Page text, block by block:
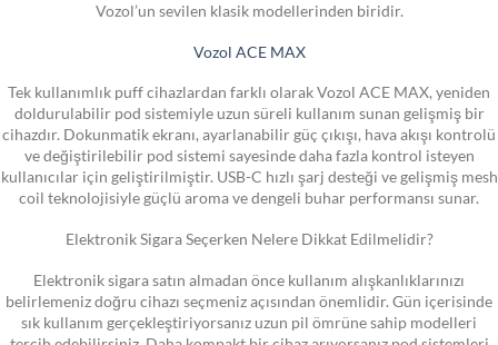
Vozol’un sevilen klasik modellerinden biridir.
Vozol ACE MAX
Tek kullanımlık puff cihazlardan farklı olarak Vozol ACE MAX, yeniden
doldurulabilir pod sistemiyle uzun süreli kullanım sunan gelişmiş bir
cihazdır. Dokunmatik ekranı, ayarlanabilir güç çıkışı, hava akışı kontrolü
ve değiştirilebilir pod sistemi sayesinde daha fazla kontrol isteyen
kullanıcılar için geliştirilmiştir. USB-C hızlı şarj desteği ve gelişmiş mesh
coil teknolojisiyle güçlü aroma ve dengeli buhar performansı sunar.
Elektronik Sigara Seçerken Nelere Dikkat Edilmelidir?
Elektronik sigara satın almadan önce kullanım alışkanlıklarınızı
belirlemeniz doğru cihazı seçmeniz açısından önemlidir. Gün içerisinde
sık kullanım gerçekleştiriyorsanız uzun pil ömrüne sahip modelleri